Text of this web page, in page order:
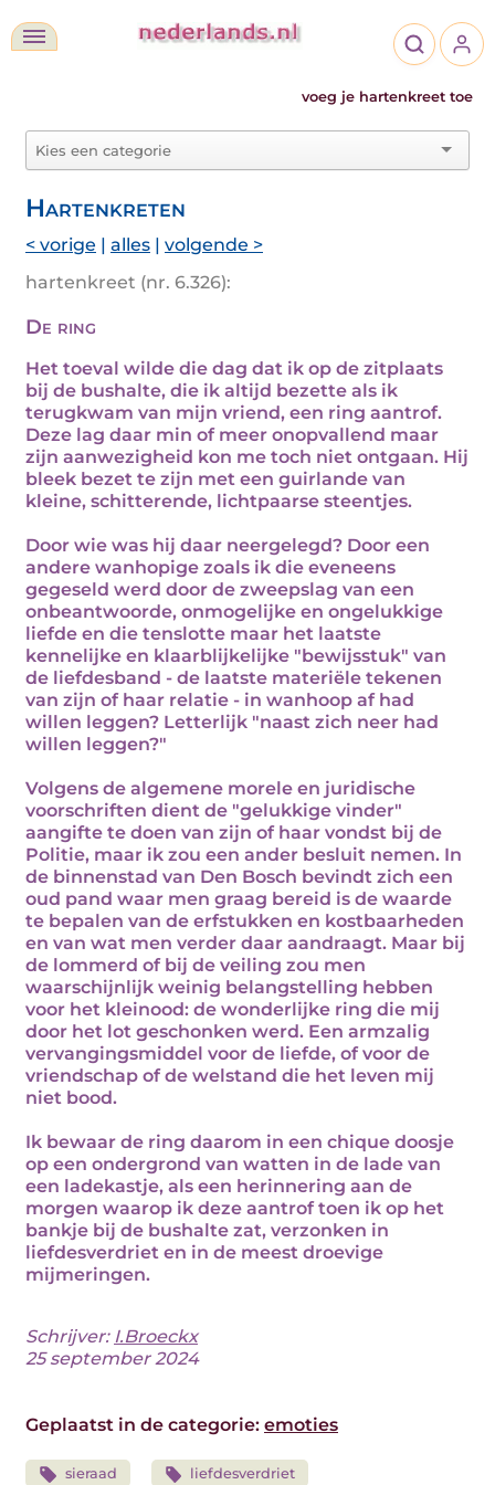
voeg je hartenkreet toe
Hartenkreten
< vorige | alles | volgende >
hartenkreet (nr. 6.326):
De ring
Het toeval wilde die dag dat ik op de zitplaats
bij de bushalte, die ik altijd bezette als ik
terugkwam van mijn vriend, een ring aantrof.
Deze lag daar min of meer onopvallend maar
zijn aanwezigheid kon me toch niet ontgaan. Hij
bleek bezet te zijn met een guirlande van
kleine, schitterende, lichtpaarse steentjes.
Door wie was hij daar neergelegd? Door een
andere wanhopige zoals ik die eveneens
gegeseld werd door de zweepslag van een
onbeantwoorde, onmogelijke en ongelukkige
liefde en die tenslotte maar het laatste
kennelijke en klaarblijkelijke "bewijsstuk" van
de liefdesband - de laatste materiële tekenen
van zijn of haar relatie - in wanhoop af had
willen leggen? Letterlijk "naast zich neer had
willen leggen?"
Volgens de algemene morele en juridische
voorschriften dient de "gelukkige vinder"
aangifte te doen van zijn of haar vondst bij de
Politie, maar ik zou een ander besluit nemen. In
de binnenstad van Den Bosch bevindt zich een
oud pand waar men graag bereid is de waarde
te bepalen van de erfstukken en kostbaarheden
en van wat men verder daar aandraagt. Maar bij
de lommerd of bij de veiling zou men
waarschijnlijk weinig belangstelling hebben
voor het kleinood: de wonderlijke ring die mij
door het lot geschonken werd. Een armzalig
vervangingsmiddel voor de liefde, of voor de
vriendschap of de welstand die het leven mij
niet bood.
Ik bewaar de ring daarom in een chique doosje
op een ondergrond van watten in de lade van
een ladekastje, als een herinnering aan de
morgen waarop ik deze aantrof toen ik op het
bankje bij de bushalte zat, verzonken in
liefdesverdriet en in de meest droevige
mijmeringen.
Schrijver: I.Broeckx
25 september 2024
Geplaatst in de categorie: emoties
sieraad liefdesverdriet